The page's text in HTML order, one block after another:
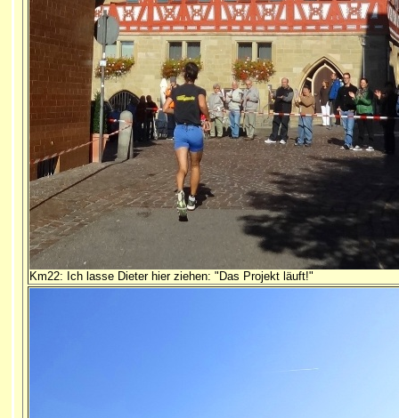
Km22: Ich lasse Dieter hier ziehen: "Das Projekt läuft!"